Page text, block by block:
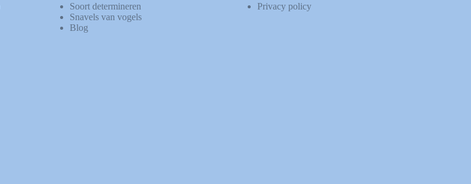
Soort determineren
Snavels van vogels
Blog
Privacy policy